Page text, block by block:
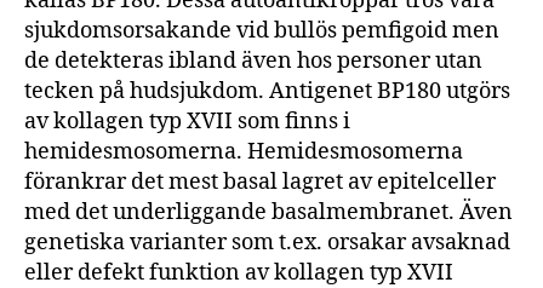
sjukdomsorsakande vid bullös pemfigoid men
de detekteras ibland även hos personer utan
tecken på hudsjukdom. Antigenet BP180 utgörs
av kollagen typ XVII som finns i
hemidesmosomerna. Hemidesmosomerna
förankrar det mest basal lagret av epitelceller
med det underliggande basalmembranet. Även
genetiska varianter som t.ex. orsakar avsaknad
eller defekt funktion av kollagen typ XVII